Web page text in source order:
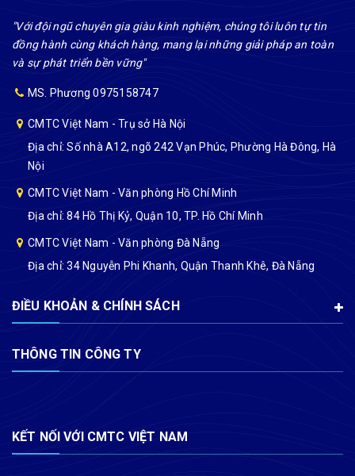
"Với đội ngũ chuyên gia giàu kinh nghiệm, chúng tôi luôn tự tin
đồng hành cùng khách hàng, mang lại những giải pháp an toàn
và sự phát triển bền vững"
MS. Phương 0975158747
CMTC Việt Nam - Trụ sở Hà Nội
Địa chỉ: Số nhà A12, ngõ 242 Vạn Phúc, Phường Hà Đông, Hà
Nội
CMTC Việt Nam - Văn phòng Hồ Chí Minh
Địa chỉ: 84 Hồ Thị Kỷ, Quận 10, TP. Hồ Chí Minh
CMTC Việt Nam - Văn phòng Đà Nẵng
Địa chỉ: 34 Nguyễn Phi Khanh, Quận Thanh Khê, Đà Nẵng
ĐIỀU KHOẢN & CHÍNH SÁCH
THÔNG TIN CÔNG TY
KẾT NỐI VỚI CMTC VIỆT NAM